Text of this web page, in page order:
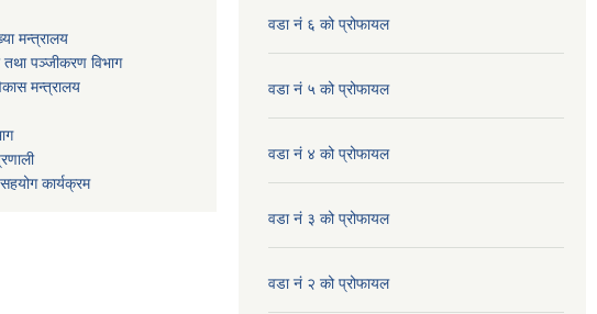
मन्त्रालय
तथा पञ्जीकरण विभाग
मन्त्रालय
कार्यक्रम
वडा नं ६ को प्रोफायल
वडा नं ५ को प्रोफायल
वडा नं ४ को प्रोफायल
वडा नं ३ को प्रोफायल
वडा नं २ को प्रोफायल